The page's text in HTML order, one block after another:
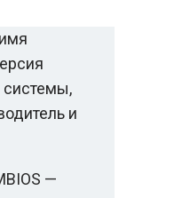
системы,
и
—